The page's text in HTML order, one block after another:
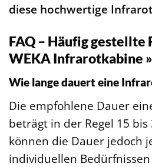
diese hochwertige
FAQ – Häufig gestellte
WEKA Infrarotkabine
Wie lange dauert eine
Die empfohlene Dauer
beträgt in der Regel 15 bis
können die Dauer jedoch
individuellen